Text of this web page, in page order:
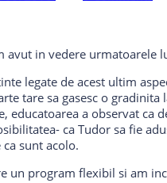
avut in vedere
legate de acest ultim
tare sa gasesc o
a observat ca
ca Tudor sa fie
sunt acolo.
un program flexibil si am